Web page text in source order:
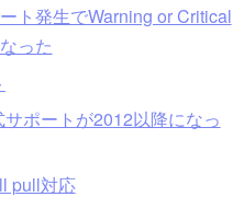
ト発生でWarning or Critical
った
ポートが2012以降になっ
pull対応